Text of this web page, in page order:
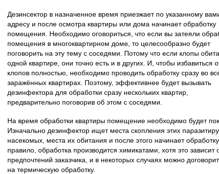
Дезинсектор в назначенное время приезжает по указанному
адресу и после осмотра квартиры или дома начинает обработку
помещения. Необходимо оговориться, что если вы затеяли
помещения в многоквартирном доме, то целесообразно будет
поговорить на эту тему с соседями. Потому что если клопы
одной квартире, они точно есть и в других. И, чтобы избавиться
клопов полностью, необходимо проводить обработку сразу во
заражённых квартирах. Поэтому, эффективнее будет вызывать
дезинфектора для обработки сразу нескольких квартир,
предварительно поговорив об этом с соседями.
На время обработки квартиры помещение необходимо будет
Изначально дезинфектор ищет места скопления этих
насекомых, места их обитания и после этого начинает
правило, обработка производится химикатами, хотя это зависит
предпочтений заказчика, и в некоторых случаях можно
на термическую обработку.